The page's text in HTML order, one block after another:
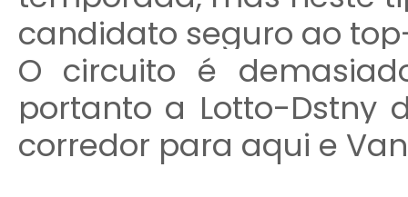
candidato seguro ao
O circuito é
portanto a Lotto-Dstny
corredor para aqui e